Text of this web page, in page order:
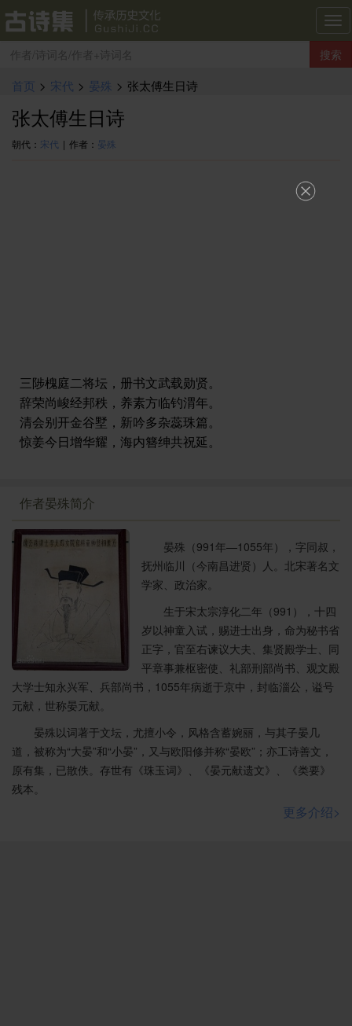
古
诗
集
搜索
首页 > 宋代 > 晏殊 > 张太傅生日诗
张太傅生日诗
朝代： 宋代 | 作者： 晏殊
三陟槐庭二将坛，册书文武载勋贤。
辞荣尚峻经邦秩，养素方临钓渭年。
清会别开金谷墅，新吟多杂蕊珠篇。
惊姜今日增华耀，海内簪绅共祝延。
作者晏殊简介
晏殊（991年—1055年），字同叔，
抚州临川（今南昌进贤）人。北宋著名文
学家、政治家。
生于宋太宗淳化二年（991），十四
岁以神童入试，赐进士出身，命为秘书省
正字，官至右谏议大夫、集贤殿学士、同
平章事兼枢密使、礼部刑部尚书、观文殿
大学士知永兴军、兵部尚书，1055年病逝于京中，封临淄公，谥号
元献，世称晏元献。
晏殊以词著于文坛，尤擅小令，风格含蓄婉丽，与其子晏几
道，被称为“大晏”和“小晏”，又与欧阳修并称“晏欧”；亦工诗善文，
原有集，已散佚。存世有《珠玉词》、《晏元献遗文》、《类要》
残本。
更多介绍>